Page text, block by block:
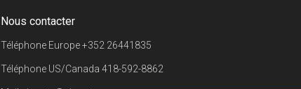
Nous contacter
Téléphone Europe+352 26441835
Téléphone US/Canada 418-592-8862